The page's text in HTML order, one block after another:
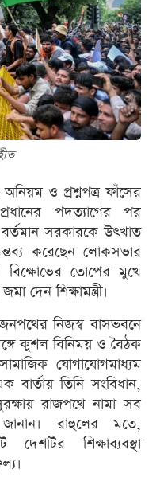
অনিয়ম ও প্রশ্নপত্র ফাঁসের
প্রধানের পদত্যাগের পর
বর্তমান সরকারকে উৎখাত
করেছেন লোকসভার
বিক্ষোভের তোপের মুখে
দেন শিক্ষামন্ত্রী।
নিজস্ব বাসভবনে
কুশল বিনিময় ও বৈঠক
যোগাযোগমাধ্যম
তিনি সংবিধান,
রাজপথে নামা সব
রাহুলের মতে,
দেশটির শিক্ষাব্যবস্থা